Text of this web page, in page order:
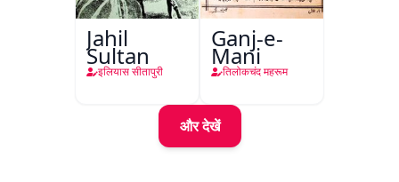
Jahil
Sultan
इलियास सीतापुरी
Ganj-e-
Mani
तिलोकचंद महरूम
और देखें